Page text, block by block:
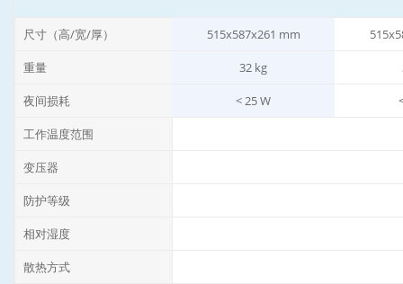
尺寸（高/宽/厚） 515x587x261 mm
重量 32 kg
夜间损耗 < 25 W
工作温度范围
变压器
防护等级
相对湿度
散热方式